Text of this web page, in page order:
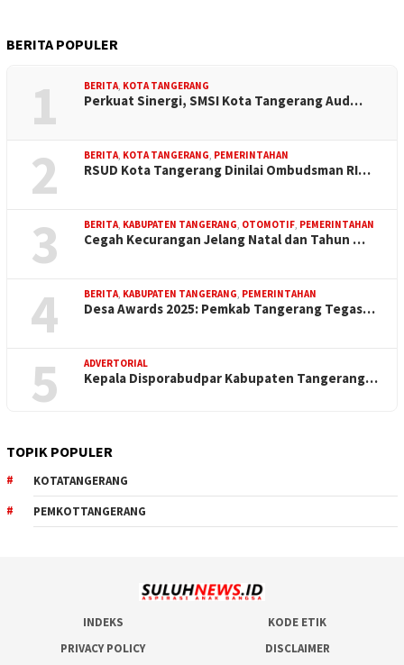
BERITA POPULER
1 BERITA KOTA TANGERANG
Perkuat Sinergi, SMSI Kota Tangerang Aud…
2 BERITA KOTA TANGERANG PEMERINTAHAN
RSUD Kota Tangerang Dinilai Ombudsman RI…
3 BERITA KABUPATEN TANGERANG OTOMOTIF PEMERINTAHAN
Cegah Kecurangan Jelang Natal dan Tahun …
4 BERITA KABUPATEN TANGERANG PEMERINTAHAN
Desa Awards 2025: Pemkab Tangerang Tegas…
5 ADVERTORIAL
Kepala Disporabudpar Kabupaten Tangerang…
TOPIK POPULER
KOTATANGERANG
PEMKOTTANGERANG
INDEKS
KODE ETIK
PRIVACY POLICY
DISCLAIMER